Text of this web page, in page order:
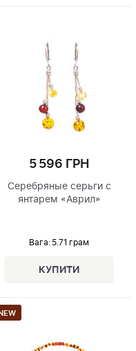
5 596 ГРН
Серебряные серьги с
янтарем «Аврил»
Вага: 5.71 грам
NEW